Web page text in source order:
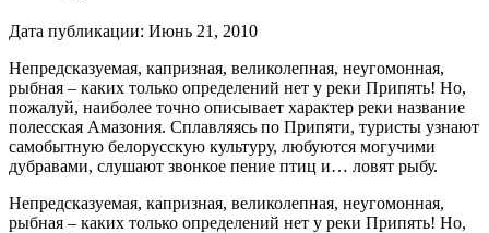
Дата публикации: Июнь 21, 2010
Непредсказуемая, капризная, великолепная, неугомонная,
рыбная – каких только определений нет у реки Припять! Но,
пожалуй, наиболее точно описывает характер реки название
полесская Амазония. Сплавляясь по Припяти, туристы узнают
самобытную белорусскую культуру, любуются могучими
дубравами, слушают звонкое пение птиц и… ловят рыбу.
Непредсказуемая, капризная, великолепная, неугомонная,
рыбная – каких только определений нет у реки Припять! Но,